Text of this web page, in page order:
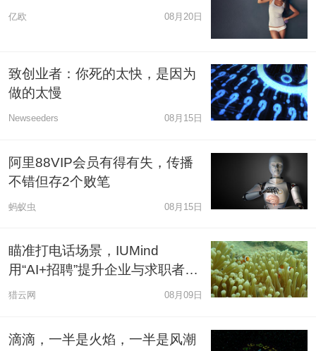
亿欧 08月20日
致创业者：你死的太快，是因为
做的太慢
Newseeders 08月15日
阿里88VIP会员有得有失，传播
不错但存2个败笔
蚂蚁虫 08月15日
瞄准打电话场景，IUMind
用“AI+招聘”提升企业与求职者沟
通效率
猎云网 08月09日
滴滴，一半是火焰，一半是风潮